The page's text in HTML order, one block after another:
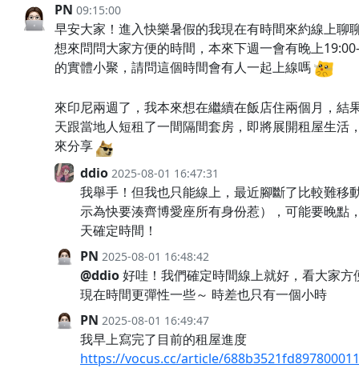
PN 09:15:00
早安大家！進入快樂暑假的我現在有時間來約線上聊
想來問問大家方便的時間，本來下週一會有晚上
的實體小聚，請問這個時間會有人一起上線嗎
來印尼兩週了，我本來想在繼續在飯店住兩個月，結
天跟當地人短租了一間隔間套房，即將展開租屋生活
來分享
ddio 2025-08-01 16:47:31
我舉手！但我也只能線上，最近腳斷了比較難移
示為快要湊齊博愛座所有身份惹），可能要晚點
天確定時間！
PN 2025-08-01 16:48:42
@ddio好哇！我們確定時間線上就好，看大家方
現在時間更彈性一些～ 時差也只有一個小時
PN 2025-08-01 16:49:47
我早上寫完了目前的租屋進度
https://vocus.cc/article/